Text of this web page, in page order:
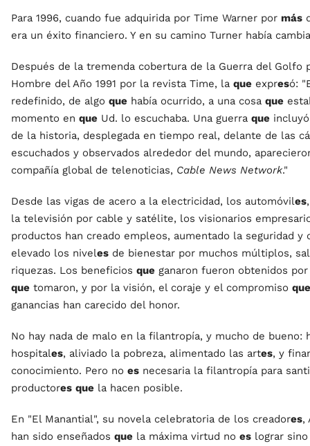
Para 1996, cuando fue adquirida por Time Warner por más
era un éxito financiero. Y en su camino Turner había
Después de la tremenda cobertura de la Guerra del Golfo
Hombre del Año 1991 por la revista Time, la que expresó:
redefinido, de algo que había ocurrido, a una cosa que
momento en que Ud. lo escuchaba. Una guerra que
de la historia, desplegada en tiempo real, delante de las
escuchados y observados alrededor del mundo,
compañía global de telenoticias, Cable News Network."
Desde las vigas de acero a la electricidad, los automóviles
la televisión por cable y satélite, los visionarios
productos han creado empleos, aumentado la seguridad y
elevado los niveles de bienestar por muchos múltiplos,
riquezas. Los beneficios que ganaron fueron obtenidos
que tomaron, y por la visión, el coraje y el compromiso que
ganancias han carecido del honor.
No hay nada de malo en la filantropía, y mucho de bueno:
hospitales, aliviado la pobreza, alimentado las artes, y
conocimiento. Pero no es necesaria la filantropía para
productores que la hacen posible.
En "El Manantial", su novela celebratoria de los creadores,
han sido enseñados que la máxima virtud no es lograr